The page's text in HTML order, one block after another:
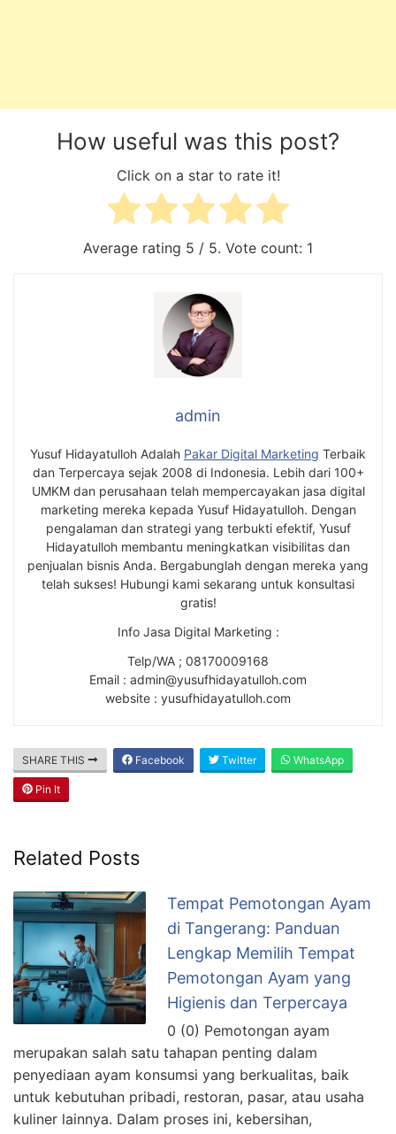
How useful was this post?
Click on a star to rate it!
Average rating 5 / 5. Vote count: 1
admin
Yusuf Hidayatulloh Adalah Pakar Digital Marketing Terbaik
dan Terpercaya sejak 2008 di Indonesia. Lebih dari 100+
UMKM dan perusahaan telah mempercayakan jasa digital
marketing mereka kepada Yusuf Hidayatulloh. Dengan
pengalaman dan strategi yang terbukti efektif, Yusuf
Hidayatulloh membantu meningkatkan visibilitas dan
penjualan bisnis Anda. Bergabunglah dengan mereka yang
telah sukses! Hubungi kami sekarang untuk konsultasi
gratis!
Info Jasa Digital Marketing :
Telp/WA ; 08170009168
Email : admin@yusufhidayatulloh.com
website : yusufhidayatulloh.com
SHARE THIS Facebook Twitter WhatsApp
Pin It
Related Posts
Tempat Pemotongan Ayam
di Tangerang: Panduan
Lengkap Memilih Tempat
Pemotongan Ayam yang
Higienis dan Terpercaya
0 (0) Pemotongan ayam
merupakan salah satu tahapan penting dalam
penyediaan ayam konsumsi yang berkualitas, baik
untuk kebutuhan pribadi, restoran, pasar, atau usaha
kuliner lainnya. Dalam proses ini, kebersihan,